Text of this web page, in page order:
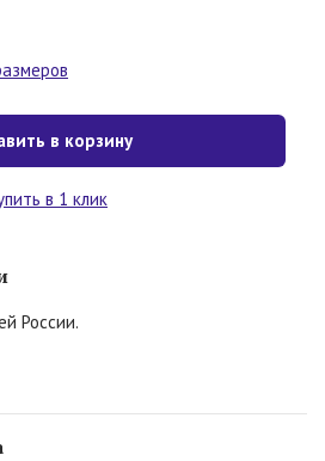
в корзину
в 1 клик
России.